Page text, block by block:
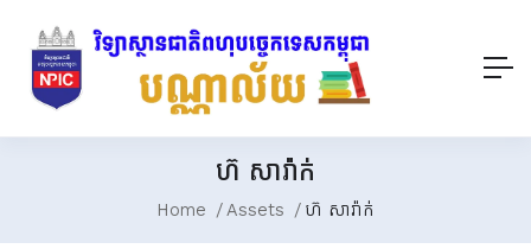
ហ៊ សារ៉ាក់
Home Assets ហ៊ សារ៉ាក់